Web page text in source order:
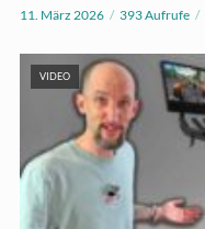
11. März 2026 393 Aufrufe
VIDEO